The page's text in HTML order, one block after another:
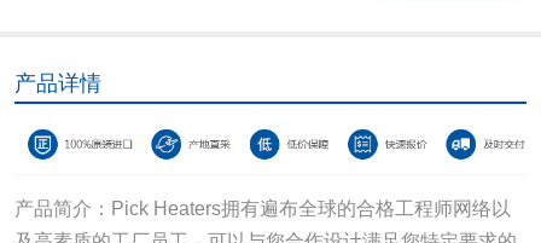
产品详情
产品简介：Pick Heaters拥有遍布全球的合格工程师网络以